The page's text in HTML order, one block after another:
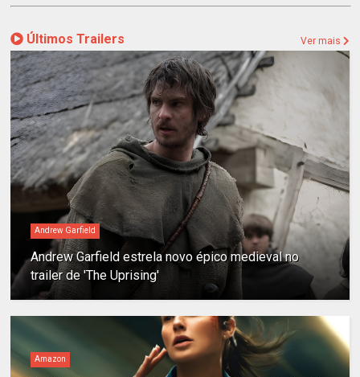
Últimos Trailers Ver mais
Andrew Garfield
Andrew Garfield estrela novo épico medieval no
trailer de 'The Uprising'
Amazon